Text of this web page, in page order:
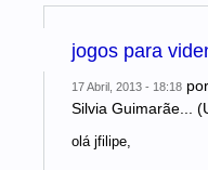
jogos para
17 Abril, 2013 - 18:18 por
Silvia Guimarãe...
olá jfilipe,